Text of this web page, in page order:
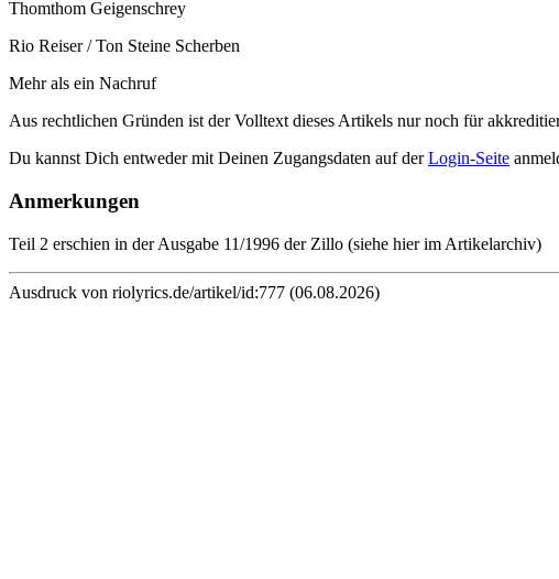
Thomthom Geigenschrey
Rio Reiser / Ton Steine Scherben
Mehr als ein Nachruf
Aus rechtlichen Gründen ist der Volltext dieses Artikels nur noch für
Du kannst Dich entweder mit Deinen Zugangsdaten auf derLogin-Seite
Anmerkungen
Teil 2 erschien in der Ausgabe 11/1996 der Zillo (siehe hier im Artikelarchiv)
Ausdruck von riolyrics.de/artikel/id:777 (06.08.2026)